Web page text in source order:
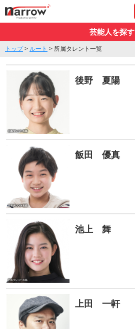
芸能人を探す
トップ> ルート > 所属タレント一覧
後野 夏陽
飯田 優真
池上 舞
上田 一軒